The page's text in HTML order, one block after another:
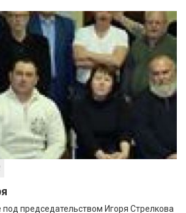
председательством Игоря Стрелкова